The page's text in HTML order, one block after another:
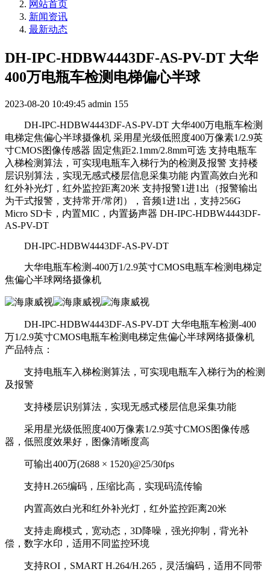
网站首页
新闻资讯
最新动态
DH-IPC-HDBW4443DF-AS-PV-DT 大华
400万电瓶车检测电梯偏心半球
2023-08-20 10:49:45 admin 155
DH-IPC-HDBW4443DF-AS-PV-DT 大华400万电瓶车检测
电梯定焦偏心半球摄像机 采用星光级低照度400万像素1/2.9英
寸CMOS图像传感器 固定焦距2.1mm/2.8mm可选 支持电瓶车
入梯检测算法，可实现电瓶车入梯行为的检测及报警 支持楼
层识别算法，实现无感式楼层信息采集功能 内置高效白光和
红外补光灯，红外监控距离20米 支持报警1进1出（报警输出
为干式报警，支持常开/常闭），音频1进1出，支持256G
Micro SD卡，内置MIC，内置扬声器 DH-IPC-HDBW4443DF-
AS-PV-DT
DH-IPC-HDBW4443DF-AS-PV-DT
大华电瓶车检测-400万1/2.9英寸CMOS电瓶车检测电梯定
焦偏心半球网络摄像机
DH-IPC-HDBW4443DF-AS-PV-DT 大华电瓶车检测-400
万1/2.9英寸CMOS电瓶车检测电梯定焦偏心半球网络摄像机
产品特点：
支持电瓶车入梯检测算法，可实现电瓶车入梯行为的检测
及报警
支持楼层识别算法，实现无感式楼层信息采集功能
采用星光级低照度400万像素1/2.9英寸CMOS图像传感
器，低照度效果好，图像清晰度高
可输出400万(2688 × 1520)@25/30fps
支持H.265编码，压缩比高，实现码流传输
内置高效白光和红外补光灯，红外监控距离20米
支持走廊模式，宽动态，3D降噪，强光抑制，背光补
偿，数字水印，适用不同监控环境
支持ROI，SMART H.264/H.265，灵活编码，适用不同带